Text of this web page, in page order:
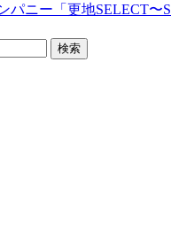
パニー「更地SELECT〜